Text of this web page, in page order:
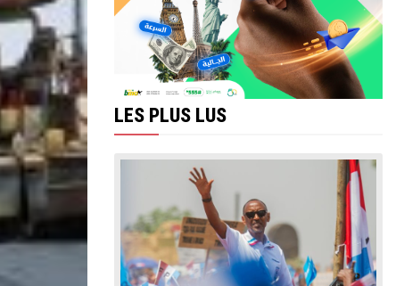
LES PLUS LUS